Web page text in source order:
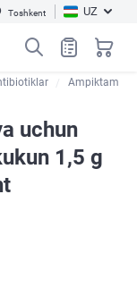
Toshkent UZ
Ampiktam
uchun
1,5 g